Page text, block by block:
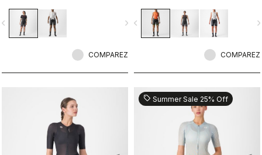
compromising pockets and comfort
to help you through the big race.
navigate_next
COMPAREZ
difference on race day.
navigate_before
COMPAREZ
sell Summer Sale 25% Off